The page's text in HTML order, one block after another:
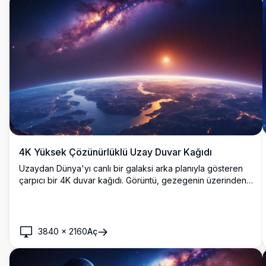
4K Yüksek Çözünürlüklü Uzay Duvar Kağıdı
Uzaydan Dünya'yı canlı bir galaksi arka planıyla gösteren
çarpıcı bir 4K duvar kağıdı. Görüntü, gezegenin üzerinden
görünümünü sunar.
3840 × 2160Aç